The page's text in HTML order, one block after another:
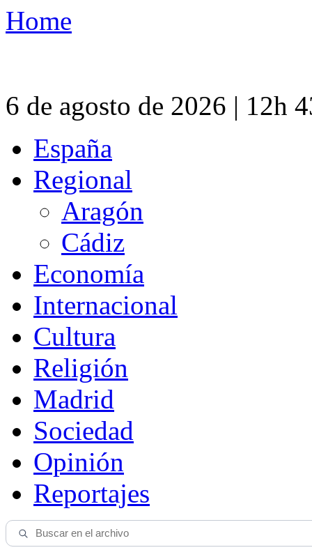
Home
6 de agosto de 2026 | 12h
España
Regional
Aragón
Cádiz
Economía
Internacional
Cultura
Religión
Madrid
Sociedad
Opinión
Reportajes